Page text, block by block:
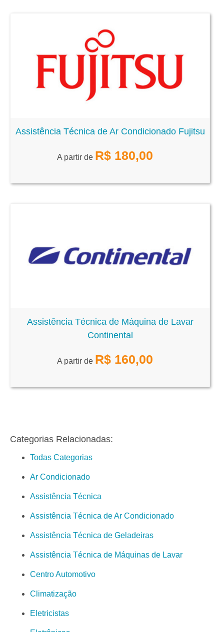
Assistência Técnica de Ar Condicionado Fujitsu
A partir de R$ 180,00
Assistência Técnica de Máquina de Lavar
Continental
A partir de R$ 160,00
Categorias Relacionadas:
Todas Categorias
Ar Condicionado
Assistência Técnica
Assistência Técnica de Ar Condicionado
Assistência Técnica de Geladeiras
Assistência Técnica de Máquinas de Lavar
Centro Automotivo
Climatização
Eletricistas